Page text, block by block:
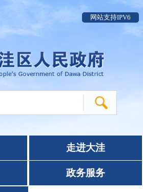
网站支持IPV6
走进大洼
政务服务